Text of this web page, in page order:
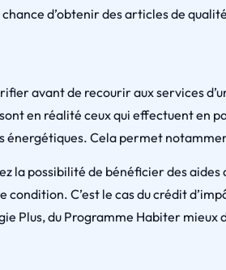
d’obtenir des articles de
avant de recourir aux services
en réalité ceux qui effectuent en
énergétiques. Cela permet
la possibilité de bénéficier des aides
C’est le cas du crédit
Plus, du Programme Habiter mieux